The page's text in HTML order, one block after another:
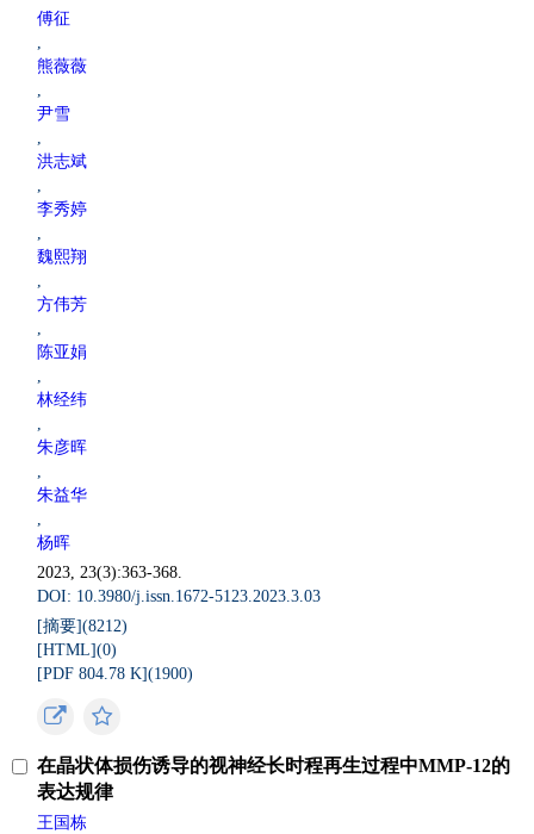
傅征
,
熊薇薇
,
尹雪
,
洪志斌
,
李秀婷
,
魏熙翔
,
方伟芳
,
陈亚娟
,
林经纬
,
朱彦晖
,
朱益华
,
杨晖
2023, 23(3):363-368.
DOI: 10.3980/j.issn.1672-5123.2023.3.03
[摘要](8212)
[HTML](0)
[PDF 804.78 K](1900)
在晶状体损伤诱导的视神经长时程再生过程中MMP-12的
表达规律
王国栋